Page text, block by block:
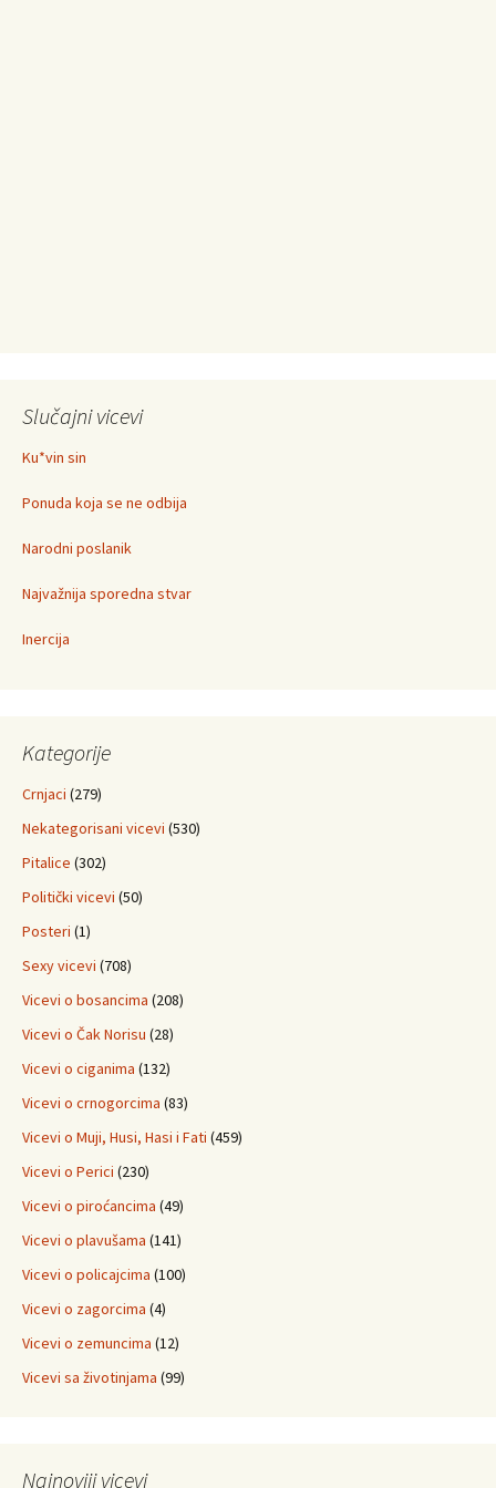
Slučajni vicevi
Ku*vin sin
Ponuda koja se ne odbija
Narodni poslanik
Najvažnija sporedna stvar
Inercija
Kategorije
Crnjaci (279)
Nekategorisani vicevi (530)
Pitalice (302)
Politički vicevi (50)
Posteri (1)
Sexy vicevi (708)
Vicevi o bosancima (208)
Vicevi o Čak Norisu (28)
Vicevi o ciganima (132)
Vicevi o crnogorcima (83)
Vicevi o Muji, Husi, Hasi i Fati (459)
Vicevi o Perici (230)
Vicevi o piroćancima (49)
Vicevi o plavušama (141)
Vicevi o policajcima (100)
Vicevi o zagorcima (4)
Vicevi o zemuncima (12)
Vicevi sa životinjama (99)
Najnoviji vicevi